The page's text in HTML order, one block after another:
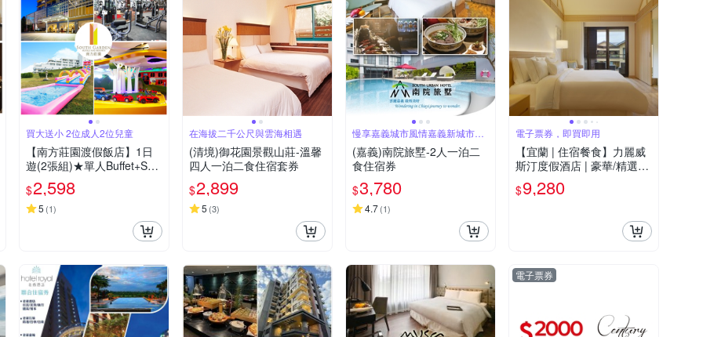
買大送小 2位成人2位兒童
【南方莊園渡假飯店】1日
遊(2張組)★單人Buffet+SPA
+戶外泡湯+親子館+健身房
$2,598
5 (1)
在海拔二千公尺與雲海相遇
(清境)御花園景觀山莊-溫馨
四人一泊二食住宿套券
$2,899
5 (3)
慢享嘉義城市風情嘉義新城市座
標
(嘉義)南院旅墅-2人一泊二
食住宿券
$3,780
4.7(1)
電子票券，即買即用
【宜蘭 | 住宿餐食】力麗威
斯汀度假酒店 | 豪華/精選客
房住宿券(二~四人)
$9,280
電子票券